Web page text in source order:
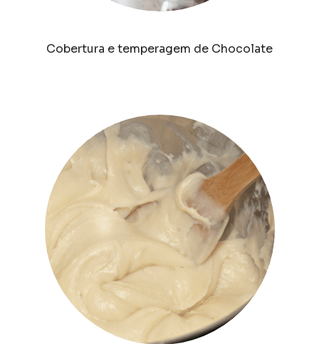
Cobertura e temperagem de Chocolate